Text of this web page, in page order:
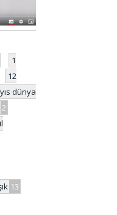
1
12
dünya
2
13